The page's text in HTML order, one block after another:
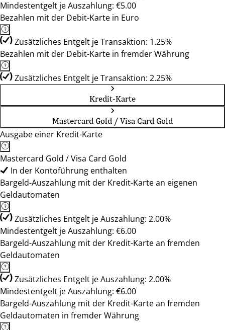
Mindestentgelt je Auszahlung: €5.00
Bezahlen mit der Debit-Karte in Euro
Zusätzliches Entgelt je Transaktion: 1.25%
Bezahlen mit der Debit-Karte in fremder Währung
Zusätzliches Entgelt je Transaktion: 2.25%
Kredit-Karte
Mastercard Gold / Visa Card Gold
Ausgabe einer Kredit-Karte
Mastercard Gold / Visa Card Gold
In der Kontoführung enthalten
Bargeld-Auszahlung mit der Kredit-Karte an eigenen
Geldautomaten
Zusätzliches Entgelt je Auszahlung: 2.00%
Mindestentgelt je Auszahlung: €6.00
Bargeld-Auszahlung mit der Kredit-Karte an fremden
Geldautomaten
Zusätzliches Entgelt je Auszahlung: 2.00%
Mindestentgelt je Auszahlung: €6.00
Bargeld-Auszahlung mit der Kredit-Karte an fremden
Geldautomaten in fremder Währung